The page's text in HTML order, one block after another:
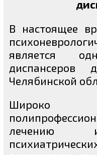
В настоящее
является
диспансеров
Челябинской
Широко
лечению и